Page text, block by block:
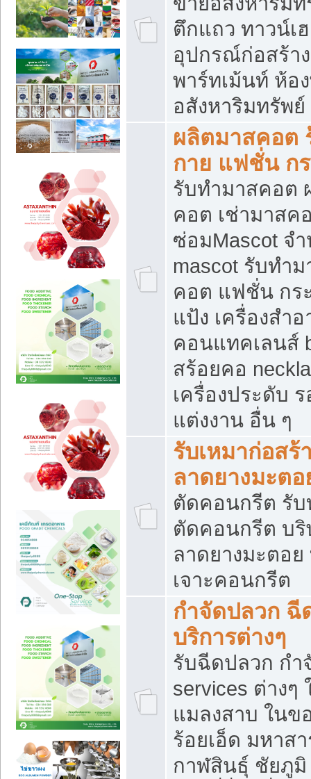
ตึกแถว ทาวน์เ
อุปกรณ์ก่อสร้า
พาร์ทเม้นท์ ห้อ
อสังหาริมทรัพ
ผลิตมาสคอต
กาย แฟชั่น กร
รับทำมาสคอต
คอต เช่ามาสค
ซ่อมMascot จ
mascot รับทำ
คอต แฟชั่น กระ
แป้ง เครื่องสำ
คอนแทคเลนส์
สร้อยคอ
เครื่องประดับ ร
แต่งงาน อื่น ๆ
รับเหมาก่อส
ลาดยางมะต
ตัดคอนกรีต รับ
ตัดคอนกรีต บริ
ลาดยางมะตอ
เจาะคอนกรีต
กำจัดปลวก ฉี
บริการต่างๆ
รับฉีดปลวก กำ
services ต่าง
แมลงสาบ ใน
ร้อยเอ็ด มหาส
กาฬสินธุ์ ชัยภู